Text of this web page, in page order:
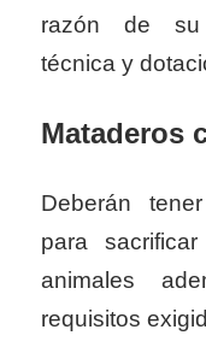
razón de su
técnica y
Mataderos
Deberán
para
animales
requisitos